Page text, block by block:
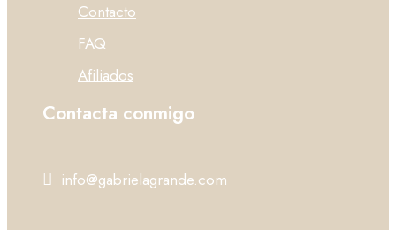
Contacto
FAQ
Afiliados
Contacta conmigo
info@gabrielagrande.com